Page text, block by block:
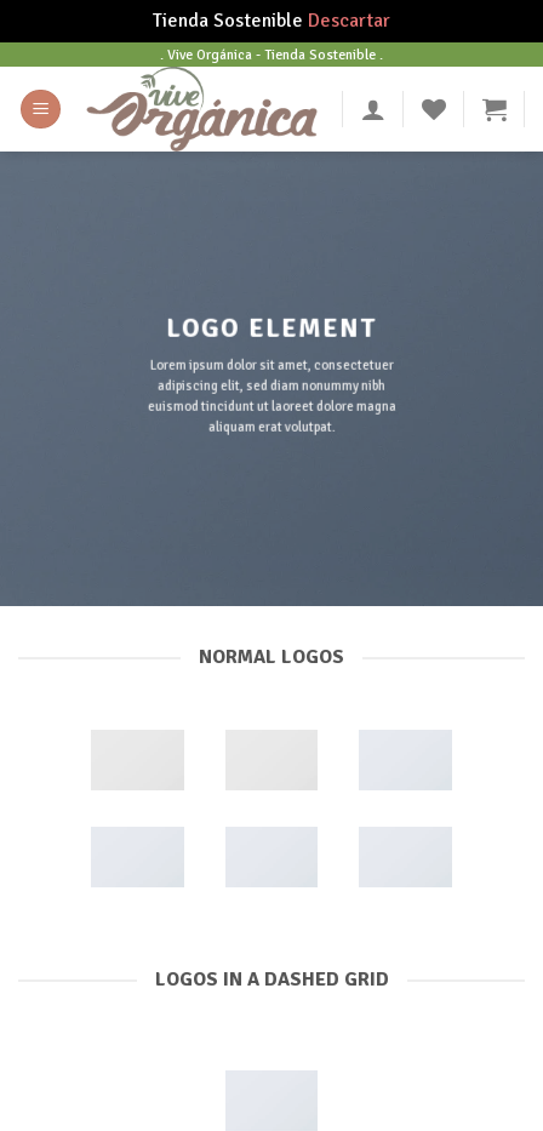
Tienda Sostenible Descartar
content
. Vive Orgánica - Tienda Sostenible .
LOGO ELEMENT
Lorem ipsum dolor sit amet, consectetuer
adipiscing elit, sed diam nonummy nibh
euismod tincidunt ut laoreet dolore magna
aliquam erat volutpat.
NORMAL LOGOS
LOGOS IN A DASHED GRID